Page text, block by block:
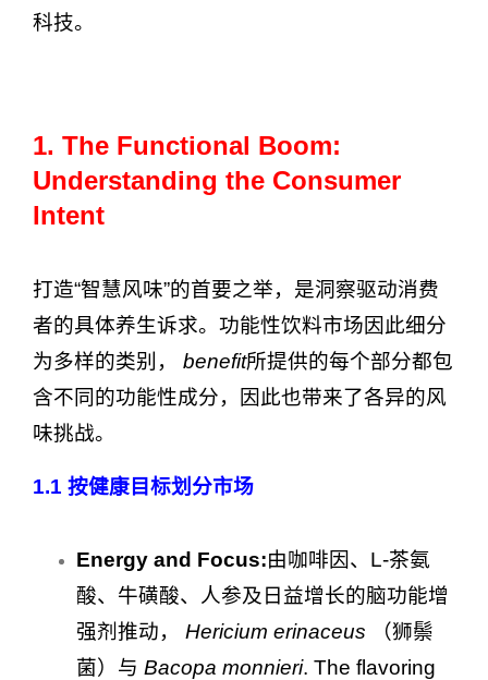
科技。
1. The Functional Boom:
Understanding the Consumer
Intent
打造“智慧风味”的首要之举，是洞察驱动消费
者的具体养生诉求。功能性饮料市场因此细分
为多样的类别， benefit所提供的每个部分都包
含不同的功能性成分，因此也带来了各异的风
味挑战。
1.1 按健康目标划分市场
Energy and Focus:由咖啡因、L-茶氨
酸、牛磺酸、人参及日益增长的脑功能增
强剂推动， Hericium erinaceus （狮鬃
菌）与 Bacopa monnieri. The flavoring